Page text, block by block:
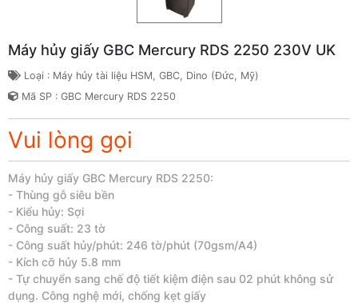
Máy hủy giấy GBC Mercury RDS 2250 230V UK
Loại : Máy hủy tài liệu HSM, GBC, Dino (Đức, Mỹ)
Mã SP : GBC Mercury RDS 2250
Vui lòng gọi
Máy hủy giấy GBC Mercury RDS 2250:
- Thùng gỗ siêu bền
- Kiểu hủy: Sợi
- Công suất: 23 tờ
- Công suất hủy/phút: 246 tờ/phút (70gsm/A4)
- Kích cỡ hủy 5.8 mm
- Tự chuyển sang chế độ tiết kiệm điện sau 02 phút không sử
dụng. Công nghệ mới, chống kẹt giấy